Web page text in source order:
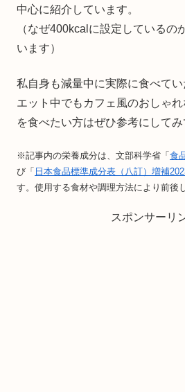
中心に紹介しています。
（なぜ400kcalに設定しているの
います）
私自身も減量中に実際に食べて
エット中でもカフェ風のおしゃ
を食べたい方はぜひ参考にしてみ
※記事内の栄養成分は、文部科学省「 食
び「 日本食品標準成分表（八訂）増補
す。使用する食材や調理方法により前後
スポンサーリ